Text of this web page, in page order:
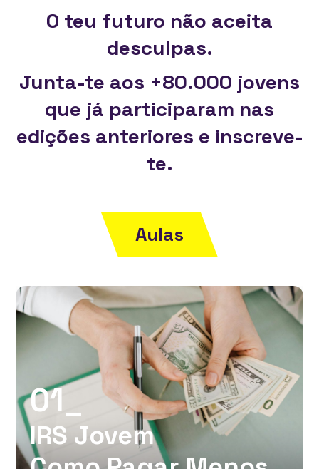
O teu futuro não aceita
desculpas.
Junta-te aos +80.000 jovens
que já participaram nas
edições anteriores e inscreve-
te.
Aulas
01_
IRS Jovem